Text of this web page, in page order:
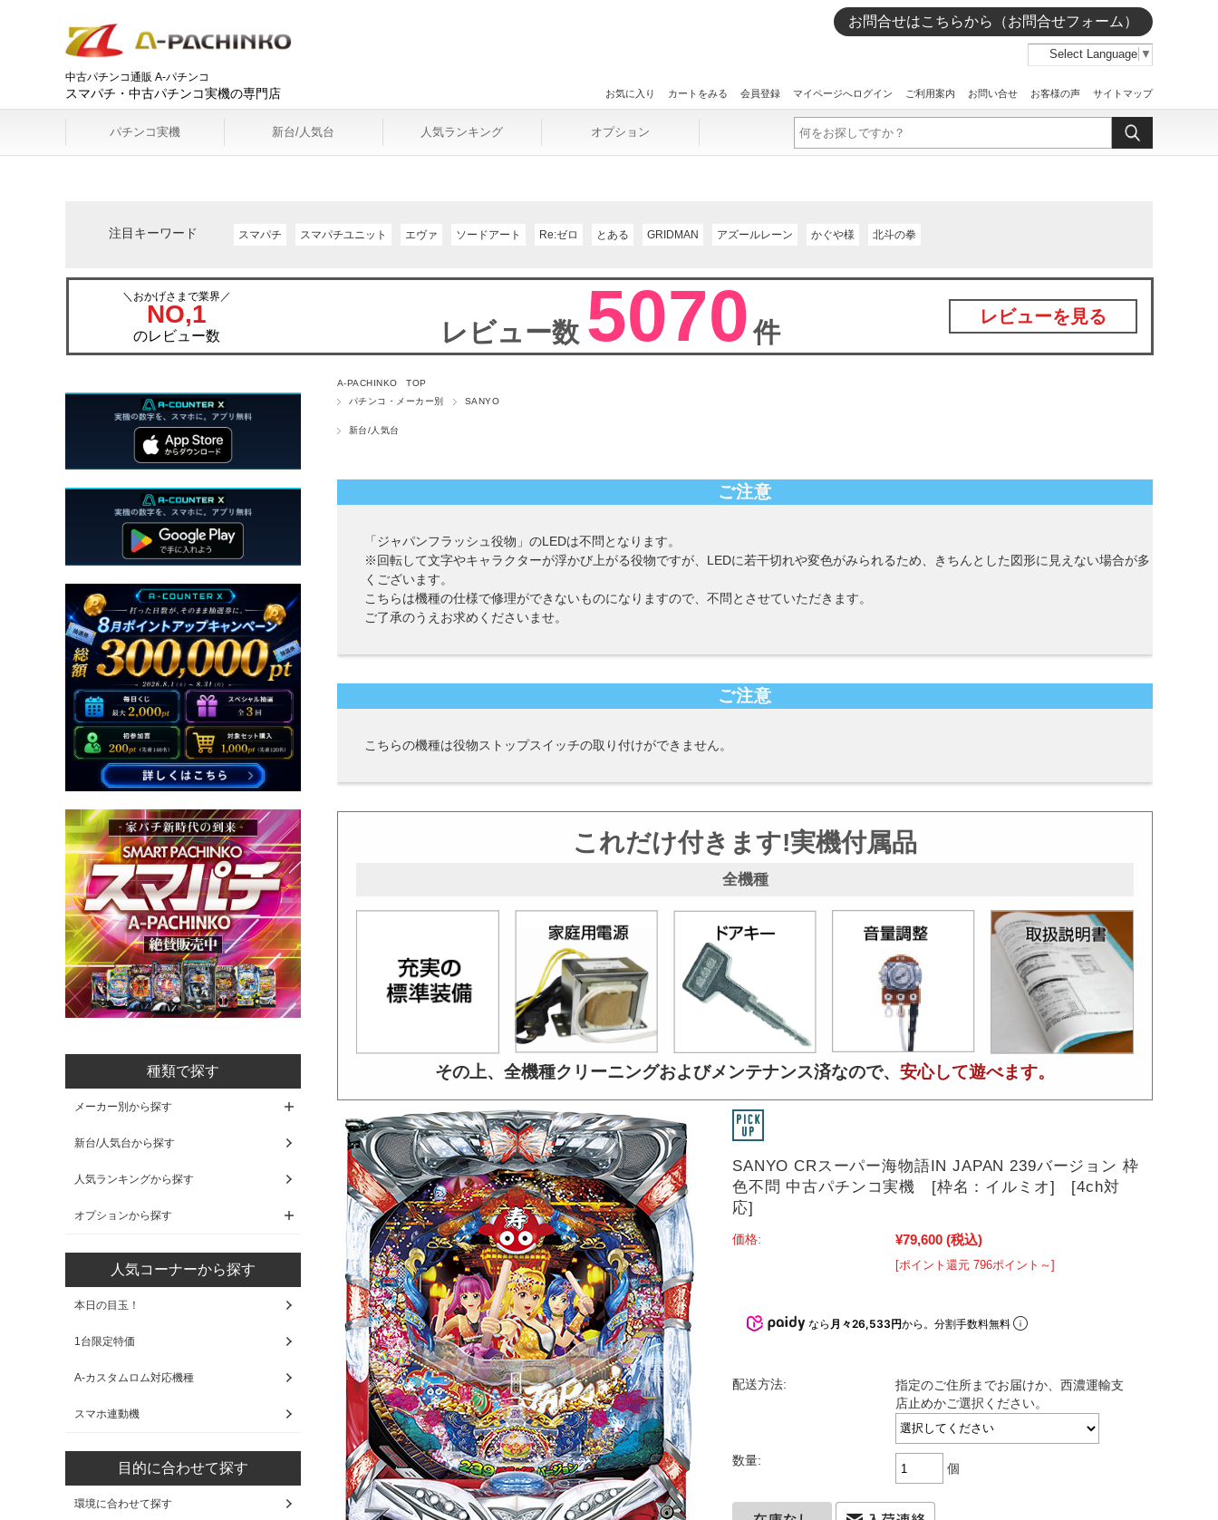
中古パチンコ通販 A-パチンコ
スマパチ・中古パチンコ実機の専門店
お問合せはこちらから（お問合せフォーム）
Select Language ▼
お気に入り カートをみる 会員登録 マイページへログイン ご利用案内 お問い合せ お客様の声 サイトマップ
パチンコ実機 新台/人気台 人気ランキング オプション
注目キーワード スマパチ スマパチユニット エヴァ ソードアート Re:ゼロ とある GRIDMAN アズールレーン かぐや様 北斗の拳
＼おかげさまで業界／
NO,1
のレビュー数 レビュー数 5070件
レビューを見る
A-PACHINKO TOP
パチンコ・メーカー別
SANYO
新台/人気台
ご注意
「ジャパンフラッシュ役物」のLEDは不問となります。
※回転して文字やキャラクターが浮かび上がる役物ですが、LEDに若干切れや変色がみられるため、きちんとした図形に見えない場合が多
くございます。
こちらは機種の仕様で修理ができないものになりますので、不問とさせていただきます。
ご了承のうえお求めくださいませ。
ご注意
こちらの機種は役物ストップスイッチの取り付けができません。
これだけ付きます!実機付属品
全機種
その上、全機種クリーニングおよびメンテナンス済なので、 安心して遊べます。
SANYO CRスーパー海物語IN JAPAN 239バージョン 枠
色不問 中古パチンコ実機 [枠名：イルミオ] [4ch対
応]
価格: ¥79,600 (税込)
[ポイント還元 796ポイント～]
なら 月々26,533円から。分割手数料無料
配送方法:
指定のご住所までお届けか、西濃運輸支
店止めかご選択ください。
数量:
個
種類で探す
メーカー別から探す
新台/人気台から探す
人気ランキングから探す
オプションから探す
人気コーナーから探す
本日の目玉！
1台限定特価
A-カスタムロム対応機種
スマホ連動機
目的に合わせて探す
環境に合わせて探す